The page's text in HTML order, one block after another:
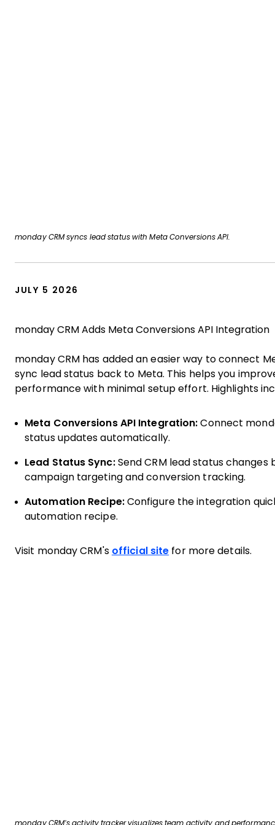
monday CRM syncs lead status with Meta Conversions API.
JULY 5 2026
monday CRM Adds Meta Conversions API Integration
monday CRM has added an easier way to connect
sync lead status back to Meta. This helps you
performance with minimal setup effort. Highlights
Meta Conversions API Integration: Connect
status updates automatically.
Lead Status Sync:Send CRM lead status
campaign targeting and conversion tracking.
Automation Recipe:Configure the integration
automation recipe.
Visit monday CRM's official site for more details.
monday CRM’s activity tracker visualizes team activity and